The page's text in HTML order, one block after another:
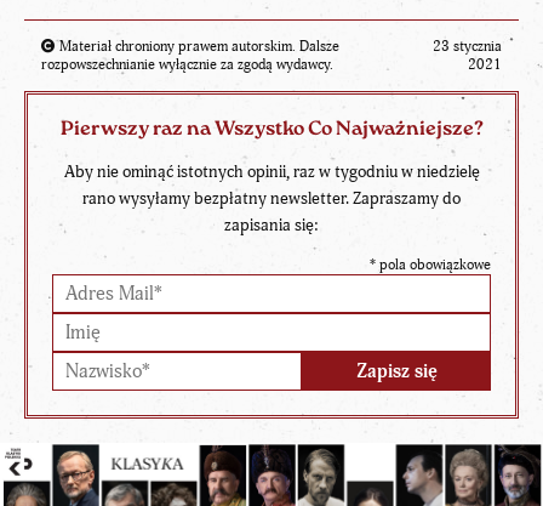
Materiał chroniony prawem autorskim. Dalsze
rozpowszechnianie wyłącznie za zgodą wydawcy.
23 stycznia
2021
Pierwszy raz na Wszystko Co Najważniejsze?
Aby nie ominąć istotnych opinii, raz w tygodniu w niedzielę
rano wysyłamy bezpłatny newsletter. Zapraszamy do
zapisania się:
* pola obowiązkowe